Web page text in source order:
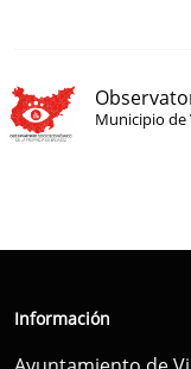
Municipio de
Información